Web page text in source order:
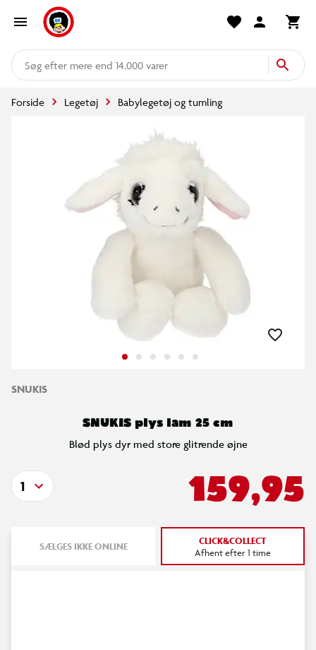
mere end 14.000 varer
Forside Legetøj Babylegetøj og tumling
SNUKIS
SNUKIS plys lam 25 cm
Blød plys dyr med store glitrende øjne
159,95
1
SÆLGES IKKE ONLINE CLICK&COLLECT
Afhent efter 1 time